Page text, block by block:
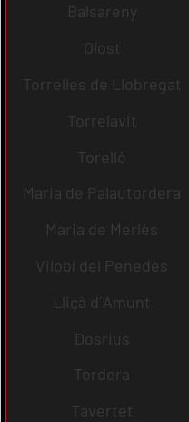
Balsareny
Olost
Torrelles de Llobregat
Torrelavit
Torelló
Maria de Palautordera
Maria de Merlès
Vilobí del Penedès
Lliçà d´Amunt
Dosrius
Tordera
Tavertet